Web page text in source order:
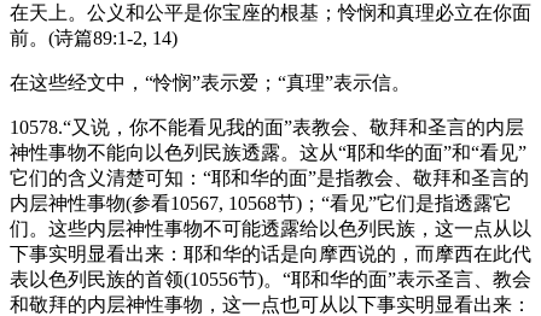
在天上。公义和公平是你宝座的根基；怜悯和真理必立在你面
前。(诗篇89:1-2, 14)
在这些经文中，“怜悯”表示爱；“真理”表示信。
10578.“又说，你不能看见我的面”表教会、敬拜和圣言的内层
神性事物不能向以色列民族透露。这从“耶和华的面”和“看见”
它们的含义清楚可知：“耶和华的面”是指教会、敬拜和圣言的
内层神性事物(参看10567, 10568节)；“看见”它们是指透露它
们。这些内层神性事物不可能透露给以色列民族，这一点从以
下事实明显看出来：耶和华的话是向摩西说的，而摩西在此代
表以色列民族的首领(10556节)。“耶和华的面”表示圣言、教会
和敬拜的内层神性事物，这一点也可从以下事实明显看出来：